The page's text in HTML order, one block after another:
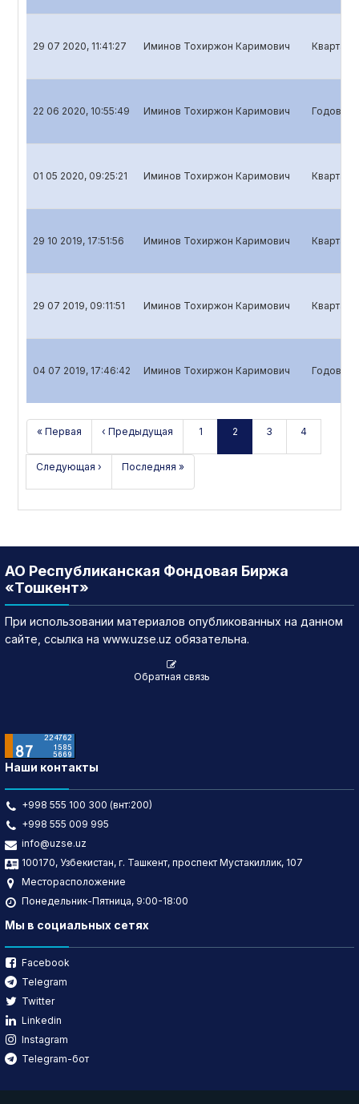
29 07 2020, 11:41:27 Иминов Тохиржон Каримович
22 06 2020, 10:55:49 Иминов Тохиржон Каримович Годовой
01 05 2020, 09:25:21 Иминов Тохиржон Каримович
29 10 2019, 17:51:56 Иминов Тохиржон Каримович
29 07 2019, 09:11:51 Иминов Тохиржон Каримович
04 07 2019, 17:46:42 Иминов Тохиржон Каримович Годовой
« Первая ‹ Предыдущая 1 2 3 4
Следующая › Последняя »
АО Республиканская Фондовая Биржа
«Тошкент»
При использовании материалов опубликованных на данном
сайте, ссылка на www.uzse.uz обязательна.
Обратная связь
Наши контакты
+998 555 100 300 (внт:200)
+998 555 009 995
info@uzse.uz
100170, Узбекистан, г. Ташкент, проспект Мустакиллик, 107
Месторасположение
Понедельник-Пятница, 9:00-18:00
Мы в социальных сетях
Facebook
Telegram
Twitter
Linkedin
Instagram
Telegram-бот